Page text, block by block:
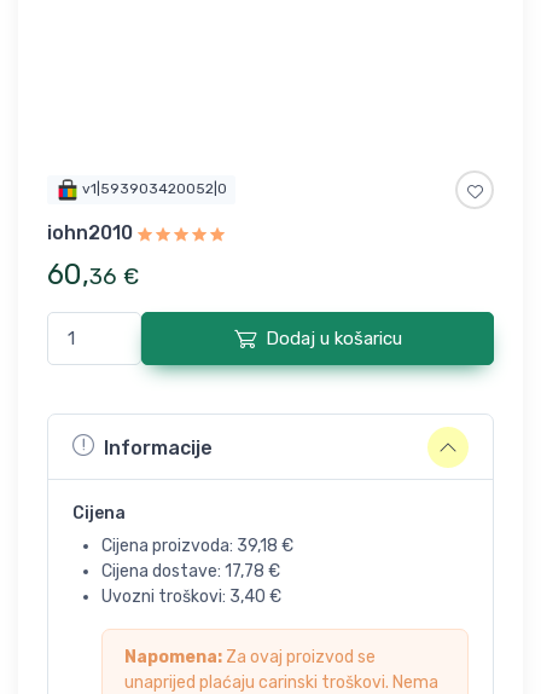
v1|593903420052|0
iohn2010
60,36 €
Dodaj u košaricu
Informacije
Cijena
Cijena proizvoda: 39,18 €
Cijena dostave: 17,78 €
Uvozni troškovi: 3,40 €
Napomena: Za ovaj proizvod se
unaprijed plaćaju carinski troškovi. Nema